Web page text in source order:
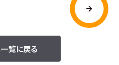
覧に戻る